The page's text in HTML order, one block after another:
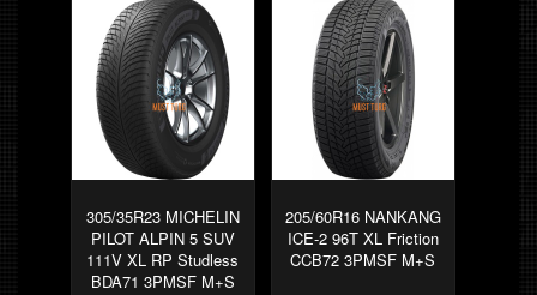
305/35R23 MICHELIN
PILOT ALPIN 5 SUV
111V XL RP Studless
BDA71 3PMSF M+S
205/60R16 NANKANG
ICE-2 96T XL Friction
CCB72 3PMSF M+S